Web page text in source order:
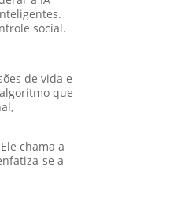
social.
de vida e
que
chama a
se a